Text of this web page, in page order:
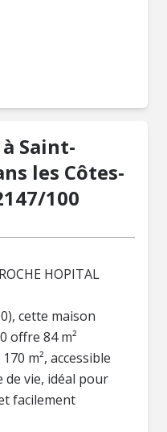
Saint-
les Côtes-
100
HOPITAL
cette maison
offre 84 m²
m², accessible
de vie, idéal pour
facilement